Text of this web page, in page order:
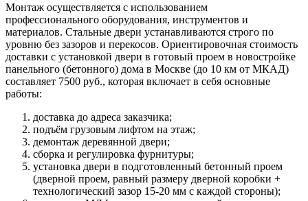
Монтаж осуществляется с использованием
профессионального оборудования, инструментов и
материалов. Стальные двери устанавливаются строго по
уровню без зазоров и перекосов. Ориентировочная стоимость
доставки с установкой двери в готовый проем в новостройке
панельного (бетонного) дома в Москве (до 10 км от МКАД)
составляет 7500 руб., которая включает в себя основные
работы:
доставка до адреса заказчика;
подъём грузовым лифтом на этаж;
демонтаж деревянной двери;
сборка и регулировка фурнитуры;
установка двери в подготовленный бетонный проем
(дверной проем, равный размеру дверной коробки +
технологический зазор 15-20 мм с каждой стороны);